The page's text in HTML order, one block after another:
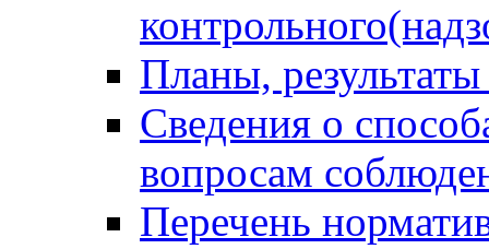
Планы,
Сведения о
вопросам
Перечень